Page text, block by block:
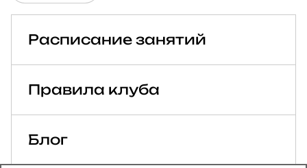
Расписание занятий
Правила клуба
Блог